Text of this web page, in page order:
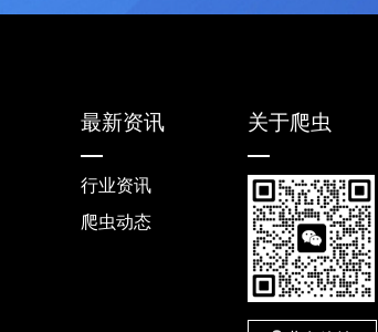
最新资讯
行业资讯
爬虫动态
关于爬虫